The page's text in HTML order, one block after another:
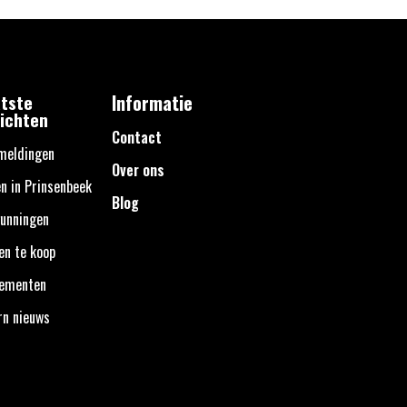
in Prinsenbeek
te koop
nieuws
Informatie
Contact
Over ons
Blog